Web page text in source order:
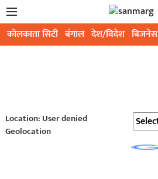
कोलकाता सिटी बंगाल देश/विदेश बिजनेस
Location: User denied
Geolocation